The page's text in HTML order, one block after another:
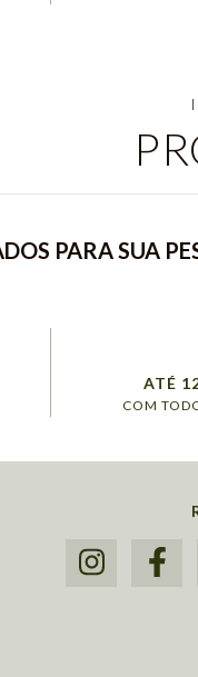
PARA SUA
ATÉ
COM